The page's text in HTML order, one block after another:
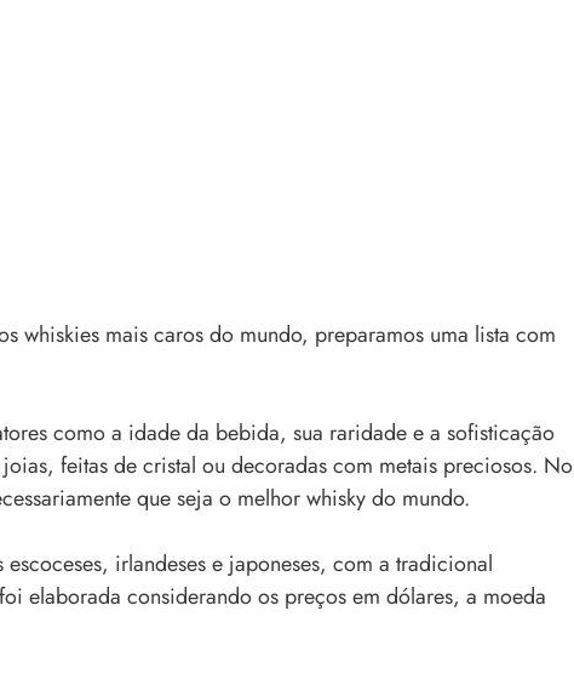
whiskies mais caros do mundo, preparamos uma lista com
como a idade da bebida, sua raridade e a sofisticação
feitas de cristal ou decoradas com metais preciosos. No
que seja o melhor whisky do mundo.
irlandeses e japoneses, com a tradicional
elaborada considerando os preços em dólares, a moeda